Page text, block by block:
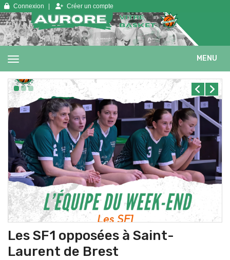
Connexion Créer un compte
MENU
Les SF1 opposées à Saint-
Laurent de Brest
Panneau de gestion des cookies